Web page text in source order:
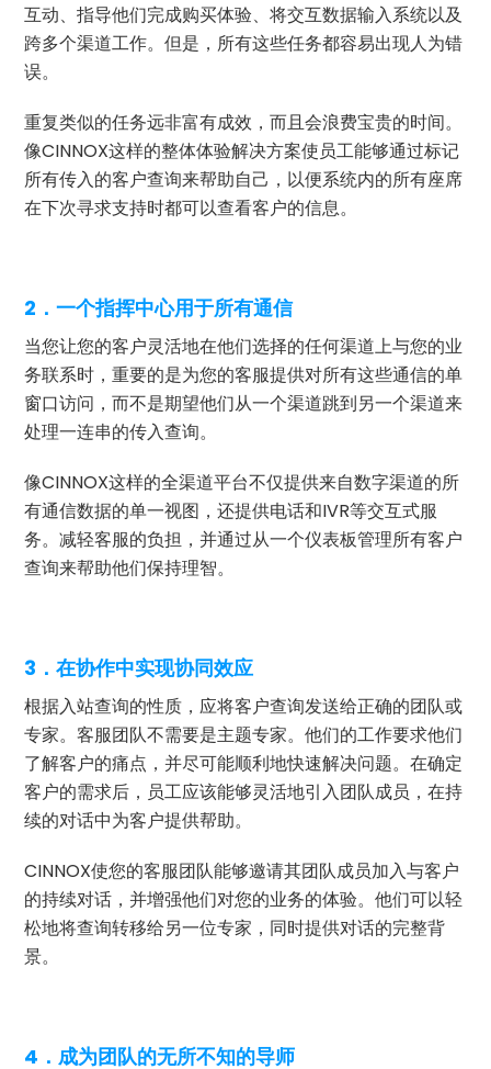
互动、指导他们完成购买体验、将交互数据输入系统以及
跨多个渠道工作。但是，所有这些任务都容易出现人为错
误。
重复类似的任务远非富有成效，而且会浪费宝贵的时间。
像CINNOX这样的整体体验解决方案使员工能够通过标记
所有传入的客户查询来帮助自己，以便系统内的所有座席
在下次寻求支持时都可以查看客户的信息。
2．一个指挥中心用于所有通信
当您让您的客户灵活地在他们选择的任何渠道上与您的业
务联系时，重要的是为您的客服提供对所有这些通信的单
窗口访问，而不是期望他们从一个渠道跳到另一个渠道来
处理一连串的传入查询。
像CINNOX这样的全渠道平台不仅提供来自数字渠道的所
有通信数据的单一视图，还提供电话和IVR等交互式服
务。减轻客服的负担，并通过从一个仪表板管理所有客户
查询来帮助他们保持理智。
3．在协作中实现协同效应
根据入站查询的性质，应将客户查询发送给正确的团队或
专家。客服团队不需要是主题专家。他们的工作要求他们
了解客户的痛点，并尽可能顺利地快速解决问题。在确定
客户的需求后，员工应该能够灵活地引入团队成员，在持
续的对话中为客户提供帮助。
CINNOX使您的客服团队能够邀请其团队成员加入与客户
的持续对话，并增强他们对您的业务的体验。他们可以轻
松地将查询转移给另一位专家，同时提供对话的完整背
景。
4．成为团队的无所不知的导师